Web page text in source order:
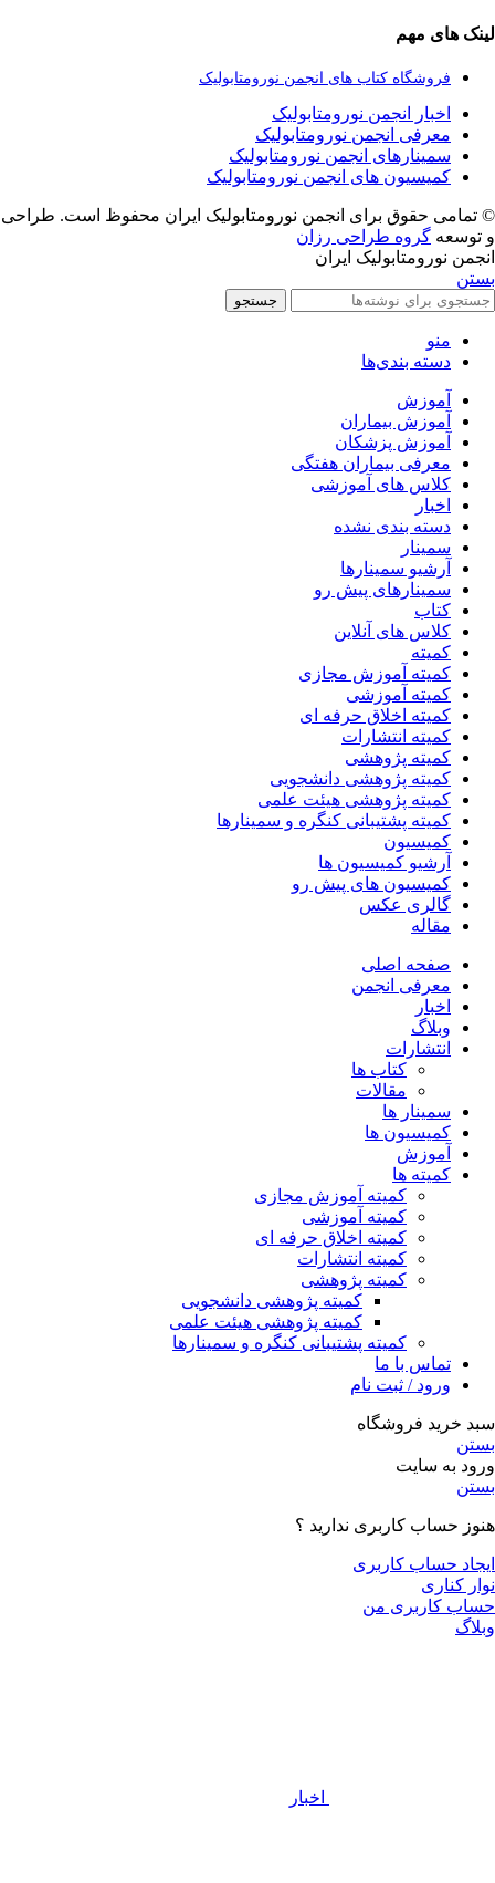
لینک های مهم
فروشگاه کتاب های انجمن نورومتابولیک
اخبار انجمن نورومتابولیک
معرفی انجمن نورومتابولیک
سمینارهای انجمن نورومتابولیک
کمیسیون های انجمن نورومتابولیک
© تمامی حقوق برای انجمن نورومتابولیک ایران محفوظ است. طراحی
و توسعه گروه طراحی رزان
انجمن نورومتابولیک ایران
بستن
جستجو
منو
دسته بندی‌ها
آموزش
آموزش بیماران
آموزش پزشکان
معرفی بیماران هفتگی
کلاس های آموزشی
اخبار
دسته بندی نشده
سمینار
آرشیو سمینارها
سمینارهای پیش رو
کتاب
کلاس های آنلاین
کمیته
کمیته آموزش مجازی
کمیته آموزشی
کمیته اخلاق حرفه ای
کمیته انتشارات
کمیته پژوهشی
کمیته پژوهشی دانشجویی
کمیته پژوهشی هیئت علمی
کمیته پشتیبانی کنگره و سمینارها
کمیسیون
آرشیو کمیسیون ها
کمیسیون های پیش رو
گالری عکس
مقاله
صفحه اصلی
معرفی انجمن
اخبار
وبلاگ
انتشارات
کتاب ها
مقالات
سمینار ها
کمیسیون ها
آموزش
کمیته ها
کمیته آموزش مجازی
کمیته آموزشی
کمیته اخلاق حرفه ای
کمیته انتشارات
کمیته پژوهشی
کمیته پژوهشی دانشجویی
کمیته پژوهشی هیئت علمی
کمیته پشتیبانی کنگره و سمینارها
تماس با ما
ورود / ثبت نام
سبد خرید فروشگاه
بستن
ورود به سایت
بستن
هنوز حساب کاربری ندارید ؟
ایجاد حساب کاربری
نوار کناری
حساب کاربری من
وبلاگ
اخبار